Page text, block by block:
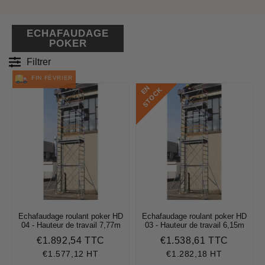
ECHAFAUDAGE
POKER
Filtrer
FIN FÉVRIER
Echafaudage roulant poker HD
04 - Hauteur de travail 7,77m
Prix
régulier
€1.892,54 TTC
€1.577,12 HT
E
N
S
T
O
C
K
Echafaudage roulant poker HD
03 - Hauteur de travail 6,15m
Prix
régulier
€1.538,61 TTC
€1.282,18 HT